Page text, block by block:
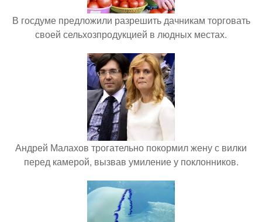
В госдуме предложили разрешить дачникам торговать
своей сельхозпродукцией в людных местах.
Андрей Малахов трогательно покормил жену с вилки
перед камерой, вызвав умиление у поклонников.